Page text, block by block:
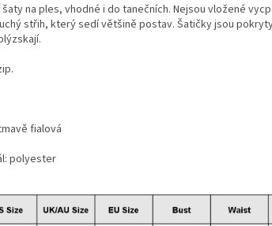
šaty na ples, vhodné i do tanečních. Nejsou vložené
střih, který sedí většině postav. Šatičky jsou
fialová
polyester